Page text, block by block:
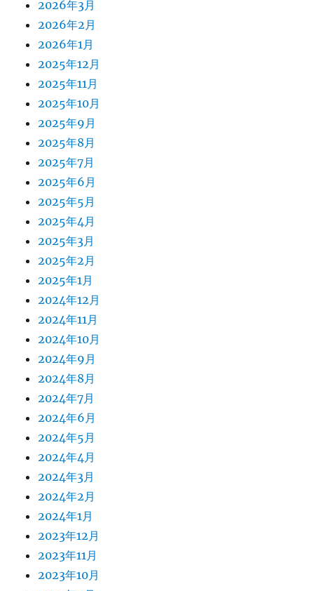
2026年3月
2026年2月
2026年1月
2025年12月
2025年11月
2025年10月
2025年9月
2025年8月
2025年7月
2025年6月
2025年5月
2025年4月
2025年3月
2025年2月
2025年1月
2024年12月
2024年11月
2024年10月
2024年9月
2024年8月
2024年7月
2024年6月
2024年5月
2024年4月
2024年3月
2024年2月
2024年1月
2023年12月
2023年11月
2023年10月